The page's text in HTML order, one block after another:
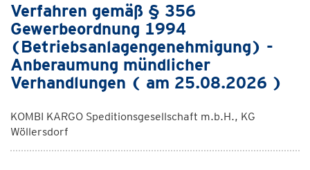
Verfahren gemäß § 356
Gewerbeordnung 1994
(Betriebsanlagengenehmigung) -
Anberaumung mündlicher
Verhandlungen ( am 25.08.2026 )
KOMBI KARGO Speditionsgesellschaft m.b.H., KG
Wöllersdorf